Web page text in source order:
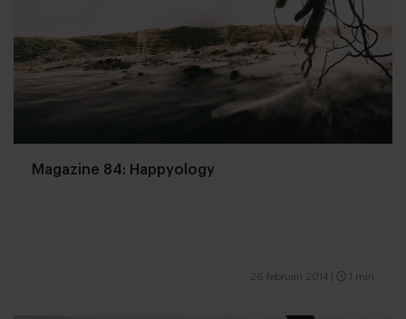
Magazine 84: Happyology
26 februari 2014 1 min